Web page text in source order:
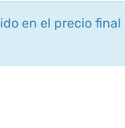
en el precio